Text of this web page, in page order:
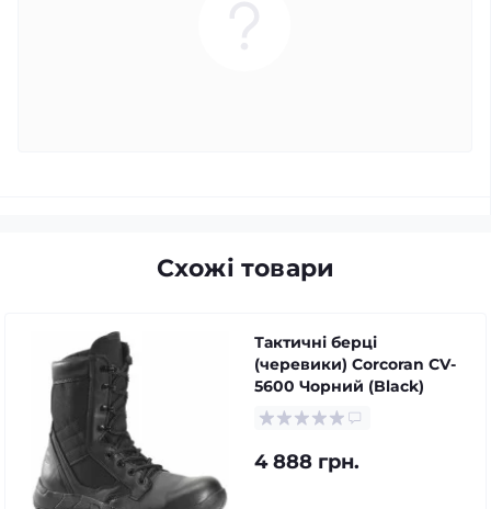
Схожі товари
Тактичні берці
(черевики) Corcoran CV-
5600 Чорний (Black)
4 888 грн.